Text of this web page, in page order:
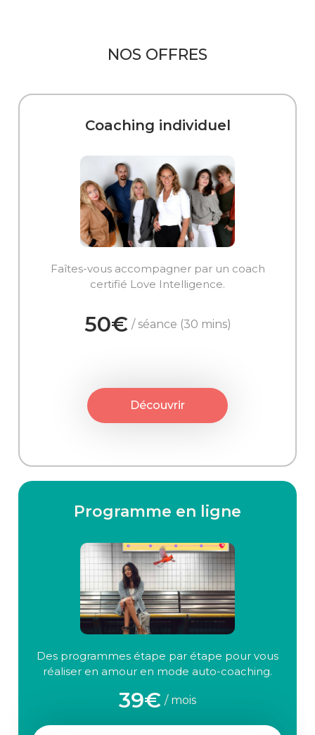
NOS OFFRES
Coaching individuel
Faîtes-vous accompagner par un coach
certifié Love Intelligence.
50€ / séance (30 mins)
Découvrir
Programme en ligne
Des programmes étape par étape pour vous
réaliser en amour en mode auto-coaching.
39€ / mois